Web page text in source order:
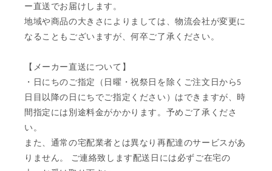
ー直送でお届けします。
地域や商品の大きさによりましては、物流会社が変更に
なることもございますが、何卒ご了承ください。
【メーカー直送について】
・日にちのご指定（日曜・祝祭日を除くご注文日から5
日目以降の日にちでご指定ください）はできますが、時
間指定には別途料金がかかります。予めご了承くださ
い。
また、通常の宅配業者とは異なり再配達のサービスがあ
りません。 ご連絡致します配送日には必ずご在宅の